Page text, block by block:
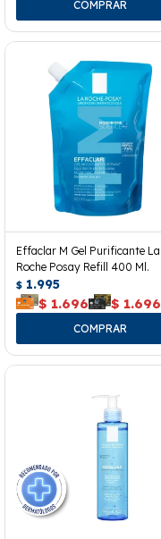
Effaclar M Gel Purificante La
Roche Posay Refill 400 Ml.
$ 1.995
$ 1.696 $ 1.696